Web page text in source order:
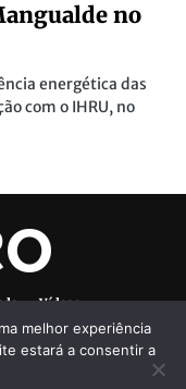
no
energética das
com o IHRU, no
Vídeos
Técnica
melhor experiência
estará a consentir a